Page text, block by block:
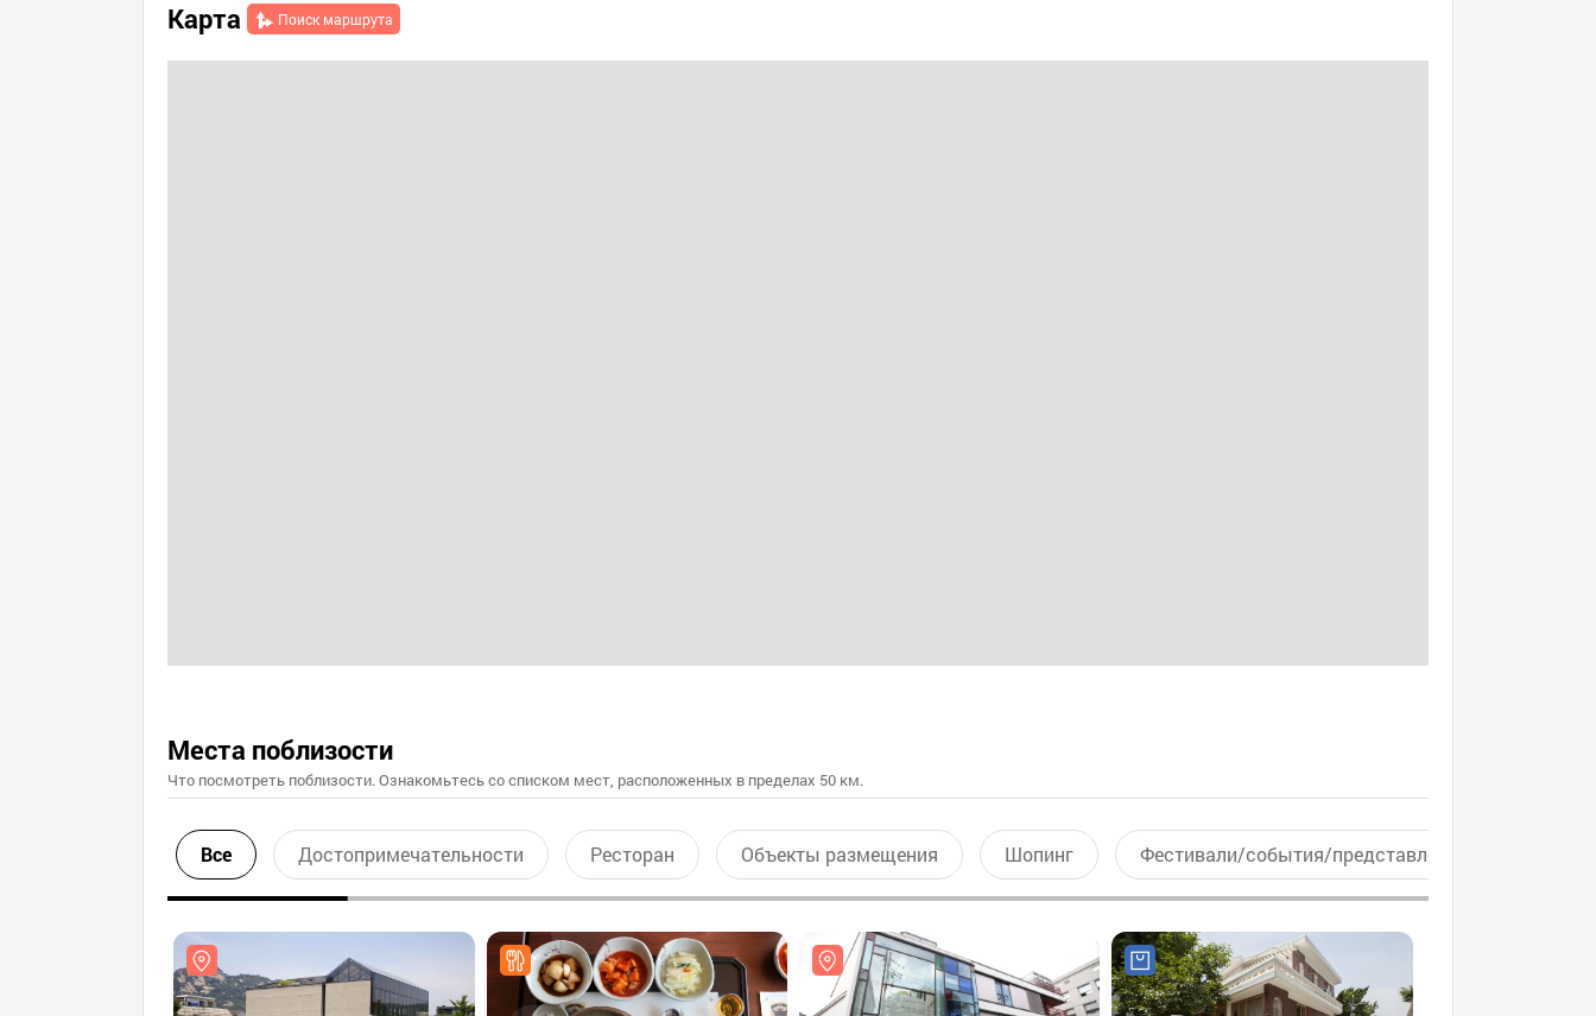
Карта Поиск маршрута
Места поблизости
Что посмотреть поблизости. Ознакомьтесь со списком мест, расположенных в пределах 50 км.
Все Достопримечательности Ресторан Объекты размещения Шопинг Фестивали/события/представления